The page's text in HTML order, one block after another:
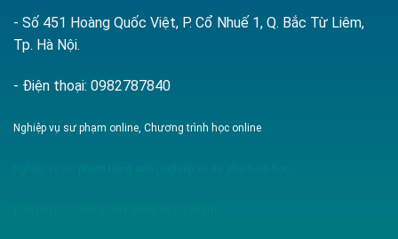
- Số 451 Hoàng Quốc Việt, P. Cổ Nhuế 1, Q. Bắc Từ Liêm,
Tp. Hà Nội.
- Điện thoại: 0982787840
Nghiệp vụ sư phạm online, Chương trình học online